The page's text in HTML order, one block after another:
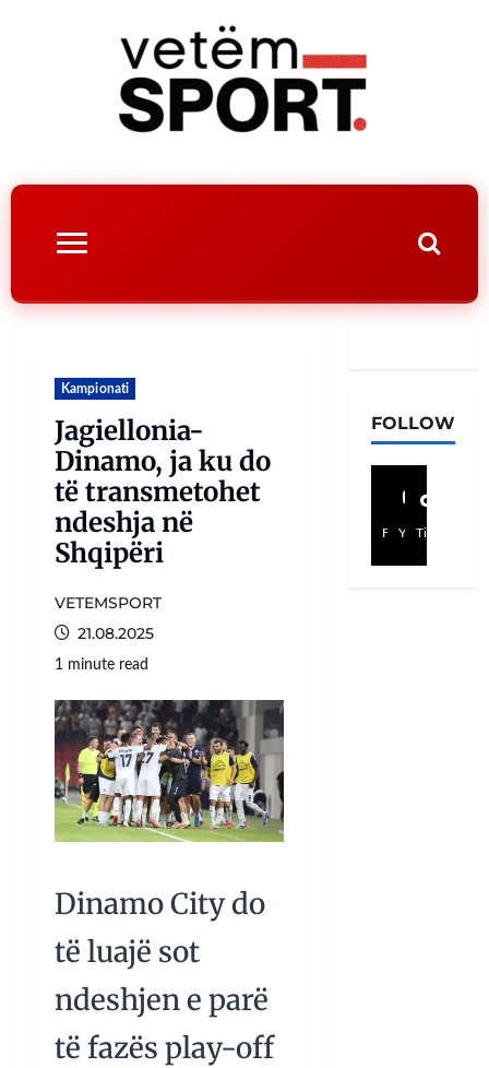
Kampionati
Jagiellonia-
Dinamo, ja ku do
të transmetohet
ndeshja në
Shqipëri
VETEMSPORT
21.08.2025
1 minute read
Dinamo City do
të luajë sot
ndeshjen e parë
të fazës play-off
FOLLOW
Facebook
YouTube
TikTok